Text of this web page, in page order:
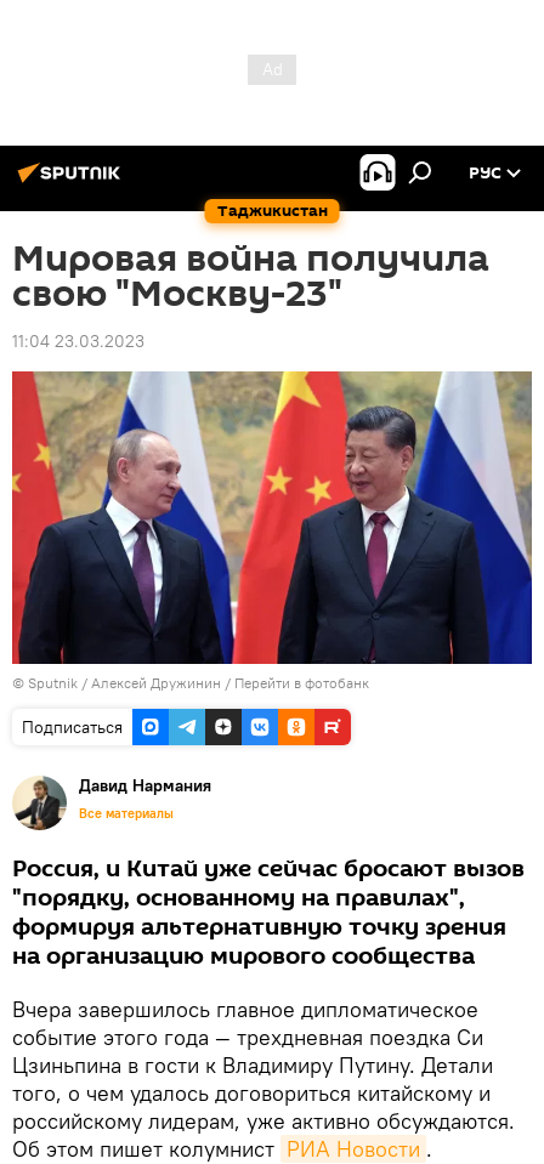
Таджикистан
РУС
Мировая война получила
свою "Москву-23"
11:04 23.03.2023
© Sputnik / Алексей Дружинин / Перейти в фотобанк
Подписаться
Давид Нармания
Все материалы
Россия, и Китай уже сейчас бросают вызов
"порядку, основанному на правилах",
формируя альтернативную точку зрения
на организацию мирового сообщества
Вчера завершилось главное дипломатическое
событие этого года — трехдневная поездка Си
Цзиньпина в гости к Владимиру Путину. Детали
того, о чем удалось договориться китайскому и
российскому лидерам, уже активно обсуждаются.
Об этом пишет колумнист РИА Новости .